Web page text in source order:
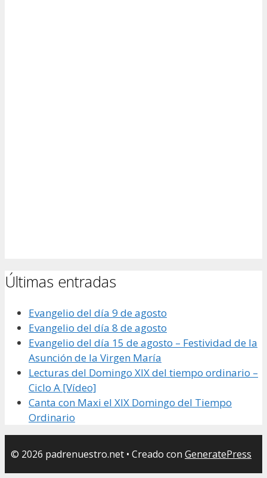
Últimas entradas
Evangelio del día 9 de agosto
Evangelio del día 8 de agosto
Evangelio del día 15 de agosto – Festividad de la
Asunción de la Virgen María
Lecturas del Domingo XIX del tiempo ordinario –
Ciclo A [Vídeo]
Canta con Maxi el XIX Domingo del Tiempo
Ordinario
© 2026 padrenuestro.net • Creado con GeneratePress